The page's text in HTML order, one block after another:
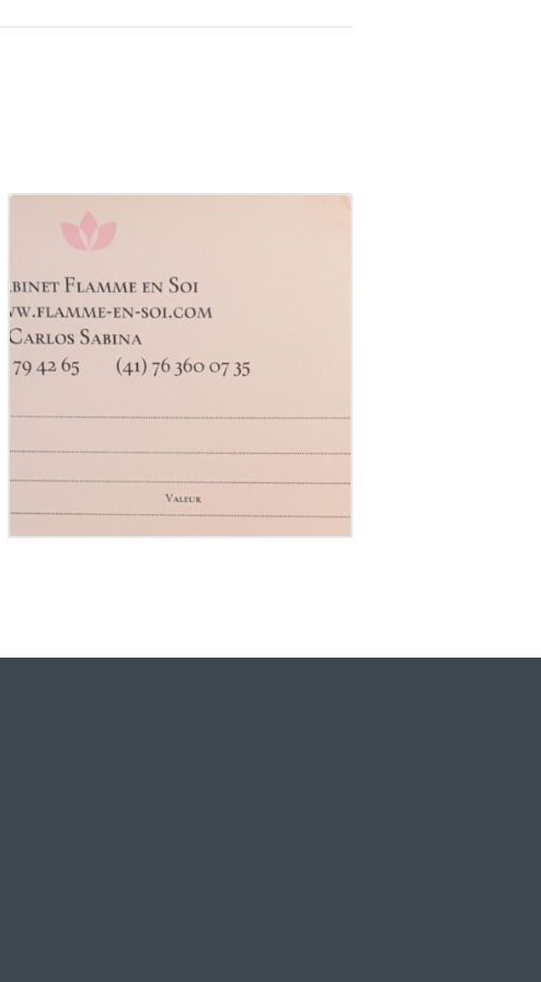
Carte Cadeau
CHF70.00